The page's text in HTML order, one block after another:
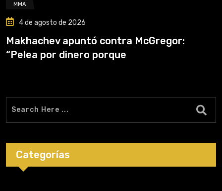
MMA
4 de agosto de 2026
Makhachev apuntó contra McGregor:
“Pelea por dinero porque
Categorías